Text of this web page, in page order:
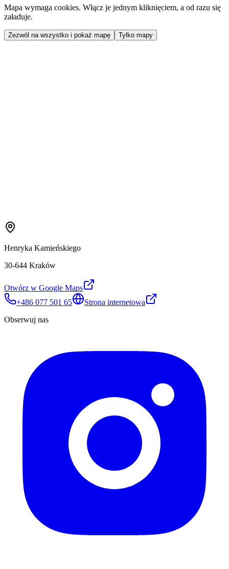
Mapa wymaga cookies. Włącz je jednym kliknięciem, a od razu się
załaduje.
Zezwól na wszystko i pokaż mapę Tylko mapy
Henryka Kamieńskiego
30-644 Kraków
Otwórz w Google Maps
+486 077 501 65
Strona internetowa
Obserwuj nas